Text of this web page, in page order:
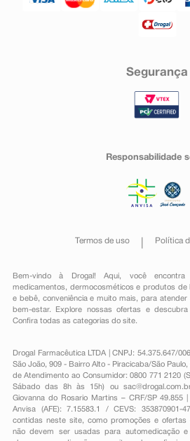
Segurança
Responsabilidade
Termos de uso Política
Bem-vindo à Drogal! Aqui, você
medicamentos , dermocosméticos e produtos de
e bebê, conveniênciae muito mais, para atender
bem-estar. Explore nossas ofertas e
Confira todas as categorias do site.
Drogal Farmacêutica LTDA | CNPJ: 54.375.647/
São João, 909 - Bairro Alto - Piracicaba/São
de Atendimento ao Consumidor: 0800 771 2120
Sábado das 8h às 15h) ou
Giovanna do Rosario Martins – CRF/SP 49.855
Anvisa (AFE): 7.15583.1 / CEVS: 353870901-
contidas neste site, como promoções e ofertas
não devem ser usadas para automedicação